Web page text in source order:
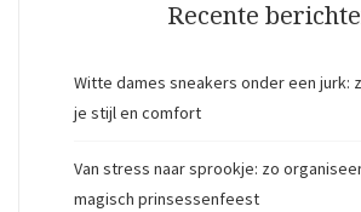
Recente
Witte dames sneakers onder een jurk:
je stijl en comfort
Van stress naar sprookje: zo
magisch prinsessenfeest